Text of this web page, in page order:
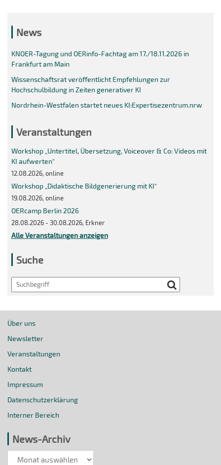
News
KNOER-Tagung und OERinfo-Fachtag am 17./18.11.2026 in
Frankfurt am Main
Wissenschaftsrat veröffentlicht Empfehlungen zur
Hochschulbildung in Zeiten generativer KI
Nordrhein-Westfalen startet neues KI:Expertisezentrum.nrw
Veranstaltungen
Workshop „Untertitel, Übersetzung, Voiceover & Co: Videos mit
KI aufwerten“
12.08.2026, online
Workshop „Didaktische Bildgenerierung mit KI“
19.08.2026, online
OERcamp Berlin 2026
28.08.2026 - 30.08.2026, Erkner
Alle Veranstaltungen anzeigen
Suche
Search
Über uns
Newsletter
Veranstaltungen
Kontakt
Impressum
Datenschutzerklärung
Interner Bereich
News-Archiv
News-